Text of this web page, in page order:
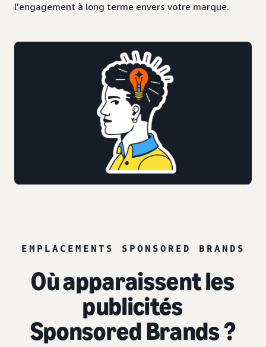
l'engagement à long terme envers votre marque.
EMPLACEMENTS SPONSORED BRANDS
Où apparaissent les
publicités
Sponsored Brands ?